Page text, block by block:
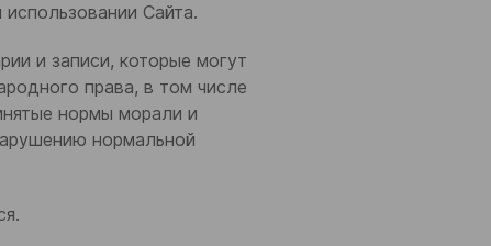
Сайта.
и записи, которые могут
права, в том числе
нормы морали и
нормальной